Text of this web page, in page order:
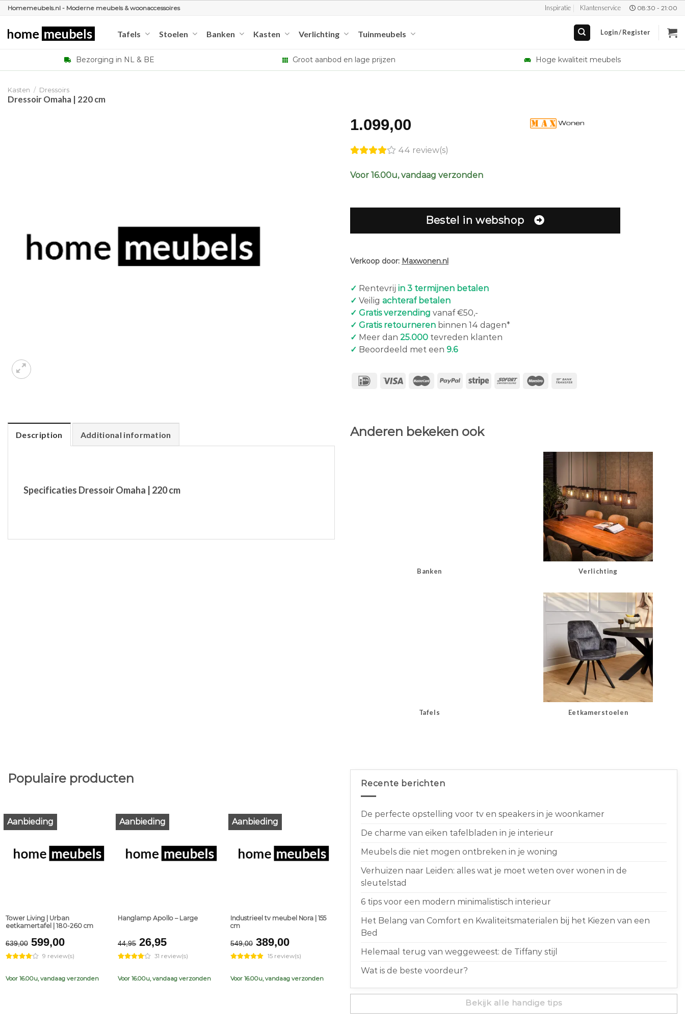
Ga
inhoud
Homemeubels.nl - Moderne meubels & woonaccessoires Inspiratie Klantenservice 08:30 - 21:00
Tafels Stoelen Banken Kasten Verlichting Tuinmeubels Login / Register
Bezorging in NL & BE Groot aanbod en lage prijzen Hoge kwaliteit meubels
Kasten / Dressoirs
Dressoir Omaha | 220 cm
1.099,00
44 review(s)
Voor 16.00u, vandaag verzonden
Bestel in webshop
Verkoop door: Maxwonen.nl
✓ Rentevrij in 3 termijnen betalen
✓ Veilig achteraf betalen
✓ Gratis verzending vanaf €50,-
✓ Gratis retourneren binnen 14 dagen*
✓ Meer dan 25.000 tevreden klanten
✓ Beoordeeld met een 9.6
Description Additional information
Specificaties Dressoir Omaha | 220 cm
Anderen bekeken ook
Banken Verlichting
Tafels Eetkamerstoelen
Populaire producten
Aanbieding
Tower Living | Urban
eetkamertafel | 180-260 cm
639,00 Original
price
was:
€639,00.
599,00Current
price
is:
€599,00.
9 review(s)
Voor 16.00u, vandaag verzonden
Aanbieding
Hanglamp Apollo – Large
44,95 Original
price
was:
€44,95.
26,95Current
price
is:
€26,95.
31 review(s)
Voor 16.00u, vandaag verzonden
Aanbieding
Industrieel tv meubel Nora | 155
cm
549,00 Original
price
was:
€549,00.
389,00Current
price
is:
€389,00.
15 review(s)
Voor 16.00u, vandaag verzonden
Recente berichten
De perfecte opstelling voor tv en speakers in je woonkamer
De charme van eiken tafelbladen in je interieur
Meubels die niet mogen ontbreken in je woning
Verhuizen naar Leiden: alles wat je moet weten over wonen in de
sleutelstad
6 tips voor een modern minimalistisch interieur
Het Belang van Comfort en Kwaliteitsmaterialen bij het Kiezen van een
Bed
Helemaal terug van weggeweest: de Tiffany stijl
Wat is de beste voordeur?
Bekijk alle handige tips